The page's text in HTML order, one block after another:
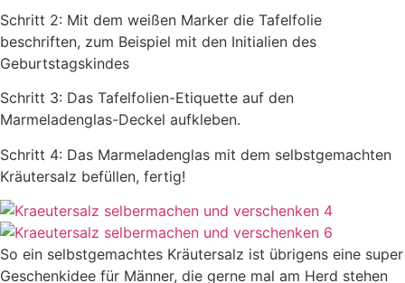
Schritt 2: Mit dem weißen Marker die Tafelfolie
beschriften, zum Beispiel mit den Initialien des
Geburtstagskindes
Schritt 3: Das Tafelfolien-Etiquette auf den
Marmeladenglas-Deckel aufkleben.
Schritt 4: Das Marmeladenglas mit dem selbstgemachten
Kräutersalz befüllen, fertig!
So ein selbstgemachtes Kräutersalz ist übrigens eine super
Geschenkidee für Männer, die gerne mal am Herd stehen